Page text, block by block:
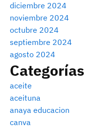
diciembre 2024
noviembre 2024
octubre 2024
septiembre 2024
agosto 2024
Categorías
aceite
aceituna
anaya educacion
canva